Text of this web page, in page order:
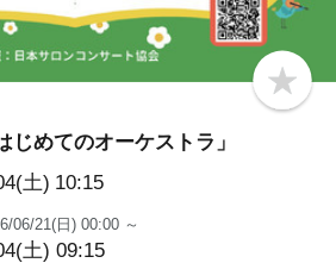
b
o
じめてのオーケストラ」
土) 10:15
06/21(日) 00:00 ～
土) 09:15